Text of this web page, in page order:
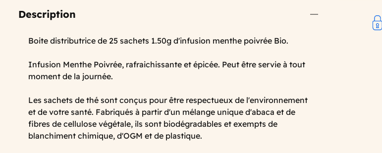
Description
Boite distributrice de 25 sachets 1.50g d'infusion menthe poivrée Bio.
Infusion Menthe Poivrée, rafraichissante et épicée. Peut être servie à tout
moment de la journée.
Les sachets de thé sont conçus pour être respectueux de l'environnement
et de votre santé. Fabriqués à partir d'un mélange unique d'abaca et de
fibres de cellulose végétale, ils sont biodégradables et exempts de
blanchiment chimique, d'OGM et de plastique.